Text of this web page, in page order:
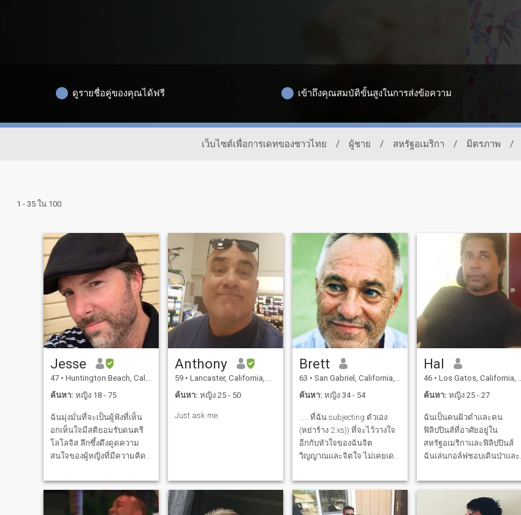
ดูรายชื่อคู่ของคุณได้ฟรี เข้าถึงคุณสมบัติขั้นสูงในการส่งข้อความ
เว็บไซต์เพื่อการเดทของชาวไทย / ผู้ชาย / สหรัฐอเมริกา / มิตรภาพ /
1 - 35 ใน 100
Jesse
47 • Huntington Beach, California, สหรัฐอเมริกา
ค้นหา: หญิง 18 - 75
ฉันมุ่งมั่นที่จะเป็นผู้ฟังที่เห็น
อกเห็นใจมีสติยอมรับดนตรี
โลโลจิส ลึกซึ้งดึงดูดความ
สนใจของผู้หญิงที่มีความคิด
ตัวได้และมีความเป็นจริง (คำ
คุณศัพท์จริงอาจแตกต่างกัน
ไป... การลงโทษที่มากเกินไป
Anthony
59 • Lancaster, California, สหรัฐอเมริกา
ค้นหา: หญิง 25 - 50
Just ask me.
Brett
63 • San Gabriel, California, สหรัฐอเมริกา
ค้นหา: หญิง 34 - 54
..... ที่ฉัน subjecting ตัวเอง
(หย่าร้าง 2 xs)) ที่จะไว้วางใจ
อีกกับหัวใจของฉันจิต
วิญญาณและจิตใจ ไม่เคยเดท
ฉันจะมี ฉันอดทนน่ารื่นรมย์
สามารถปรุงอาหารได้ดีกว่า
คุณ.. ระหว่างผ้าปูที่นอนดีกว่า
Hal
46 • Los Gatos, California, สหรัฐอเมริกา
ค้นหา: หญิง 25 - 27
ฉันเป็นคนผิวดำและคน
ฟิลิปปินส์ที่อาศัยอยู่ใน
สหรัฐอเมริกาและฟิลิปปินส์
ฉันเล่นกอล์ฟชอบเดินป่าและ
หวังว่าคุณจะเป็นเหมือนกัน...
ฉันไม่ควรทำ Skype, Google